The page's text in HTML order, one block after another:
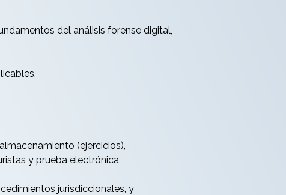
del análisis forense digital,
(ejercicios),
y prueba electrónica,
jurisdiccionales, y